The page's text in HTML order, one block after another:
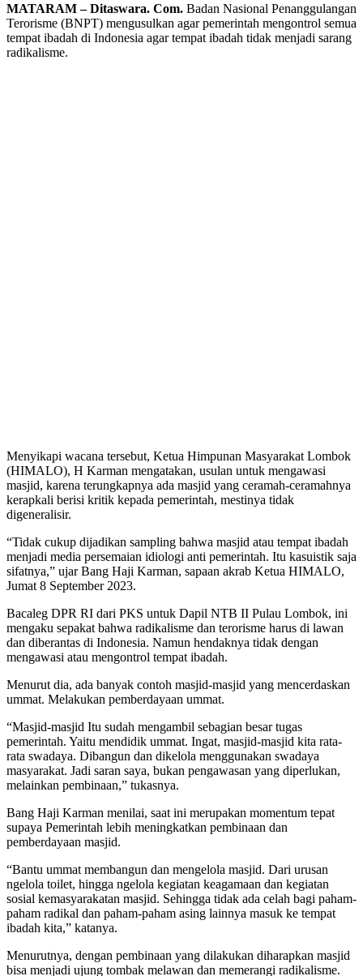
MATARAM – Ditaswara. Com. Badan Nasional Penanggulangan
Terorisme (BNPT) mengusulkan agar pemerintah mengontrol semua
tempat ibadah di Indonesia agar tempat ibadah tidak menjadi sarang
radikalisme.
Menyikapi wacana tersebut, Ketua Himpunan Masyarakat Lombok
(HIMALO), H Karman mengatakan, usulan untuk mengawasi
masjid, karena terungkapnya ada masjid yang ceramah-ceramahnya
kerapkali berisi kritik kepada pemerintah, mestinya tidak
digeneralisir.
“Tidak cukup dijadikan sampling bahwa masjid atau tempat ibadah
menjadi media persemaian idiologi anti pemerintah. Itu kasuistik saja
sifatnya,” ujar Bang Haji Karman, sapaan akrab Ketua HIMALO,
Jumat 8 September 2023.
Bacaleg DPR RI dari PKS untuk Dapil NTB II Pulau Lombok, ini
mengaku sepakat bahwa radikalisme dan terorisme harus di lawan
dan diberantas di Indonesia. Namun hendaknya tidak dengan
mengawasi atau mengontrol tempat ibadah.
Menurut dia, ada banyak contoh masjid-masjid yang mencerdaskan
ummat. Melakukan pemberdayaan ummat.
“Masjid-masjid Itu sudah mengambil sebagian besar tugas
pemerintah. Yaitu mendidik ummat. Ingat, masjid-masjid kita rata-
rata swadaya. Dibangun dan dikelola menggunakan swadaya
masyarakat. Jadi saran saya, bukan pengawasan yang diperlukan,
melainkan pembinaan,” tukasnya.
Bang Haji Karman menilai, saat ini merupakan momentum tepat
supaya Pemerintah lebih meningkatkan pembinaan dan
pemberdayaan masjid.
“Bantu ummat membangun dan mengelola masjid. Dari urusan
ngelola toilet, hingga ngelola kegiatan keagamaan dan kegiatan
sosial kemasyarakatan masjid. Sehingga tidak ada celah bagi paham-
paham radikal dan paham-paham asing lainnya masuk ke tempat
ibadah kita,” katanya.
Menurutnya, dengan pembinaan yang dilakukan diharapkan masjid
bisa menjadi ujung tombak melawan dan memerangi radikalisme.